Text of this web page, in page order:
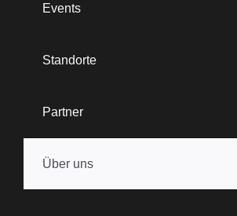
Events
Standorte
Partner
Über uns